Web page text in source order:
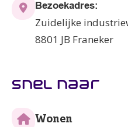
Bezoekadres:
Zuidelijke
8801 JB Franeker
snel naar
Wonen